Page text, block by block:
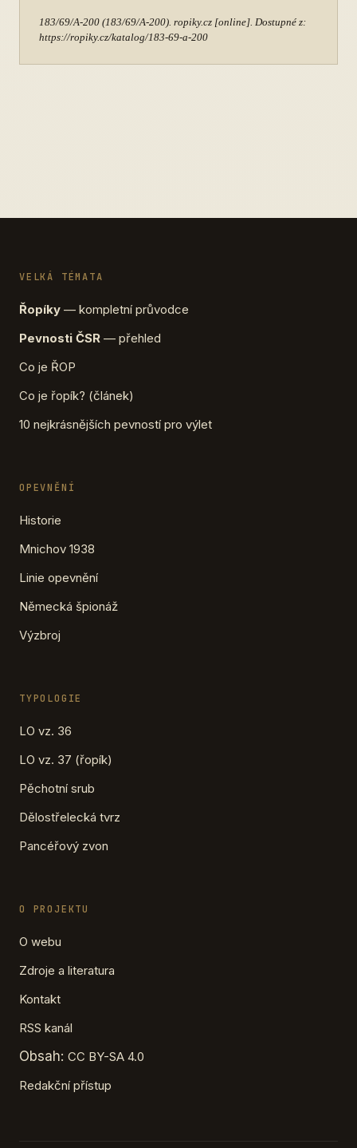
183/69/A-200 (183/69/A-200). ropiky.cz [online]. Dostupné z:
https://ropiky.cz/katalog/183-69-a-200
VELKÁ TÉMATA
Řopíky — kompletní průvodce
Pevnosti ČSR — přehled
Co je ŘOP
Co je řopík? (článek)
10 nejkrásnějších pevností pro výlet
OPEVNĚNÍ
Historie
Mnichov 1938
Linie opevnění
Německá špionáž
Výzbroj
TYPOLOGIE
LO vz. 36
LO vz. 37 (řopík)
Pěchotní srub
Dělostřelecká tvrz
Pancéřový zvon
O PROJEKTU
O webu
Zdroje a literatura
Kontakt
RSS kanál
Obsah: CC BY-SA 4.0
Redakční přístup